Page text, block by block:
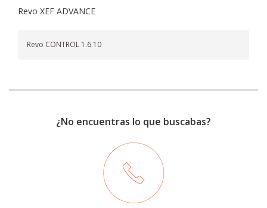
Revo XEF ADVANCE
Revo CONTROL 1.6.10
¿No encuentras lo que buscabas?